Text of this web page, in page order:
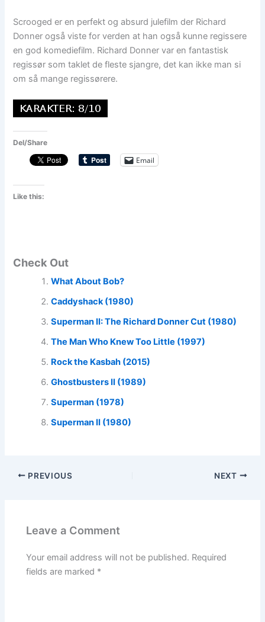
Scrooged er en perfekt og absurd julefilm der Richard
Donner også viste for verden at han også kunne regissere
en god komediefilm. Richard Donner var en fantastisk
regissør som taklet de fleste sjangre, det kan ikke man si
om så mange regissørere.
Del/Share
Email
Like this:
Check Out
What About Bob?
Caddyshack (1980)
Superman II: The Richard Donner Cut (1980)
The Man Who Knew Too Little (1997)
Rock the Kasbah (2015)
Ghostbusters II (1989)
Superman (1978)
Superman II (1980)
PREVIOUS NEXT
Leave a Comment
Your email address will not be published. Required
fields are marked *